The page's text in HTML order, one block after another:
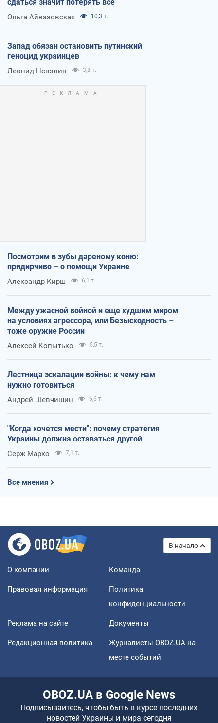
сдаться значит потерять все
Ольга Айвазовская 10,3 т.
Запад обязан остановить путинский
геноцид украинцев
Леонид Невзлин 3,8 т.
Посмотрим в зубы дареному коню:
придирчиво – о помощи Украине
Александр Кирш 6,1 т.
Между ужасной войной и еще худшим миром
на условиях агрессора, или Безысходность –
тоже оружие России
Алексей Копытько 5,5 т.
Лестница эскалации войны: к чему нам
нужно готовиться
Андрей Шевчишин 6,6 т.
"Когда хочется мести": почему стратегия
Украины должна оставаться другой
Серж Марко 7,1 т.
Все мнения
В начало
О компании Команда
Правовая информация
Политика
конфиденциальности
Реклама на сайте Документы
Редакционная политика
Журналисты OBOZ.UA на
месте событий
OBOZ.UA в Google News
Подписывайтесь, чтобы быть в курсе последних
новостей Украины и мира сегодня